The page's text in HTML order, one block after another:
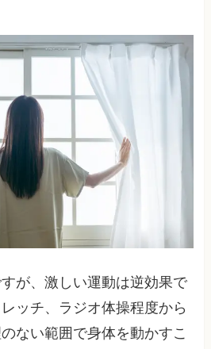
が、激しい運動は逆効果で
ッチ、ラジオ体操程度から
ない範囲で身体を動かすこ